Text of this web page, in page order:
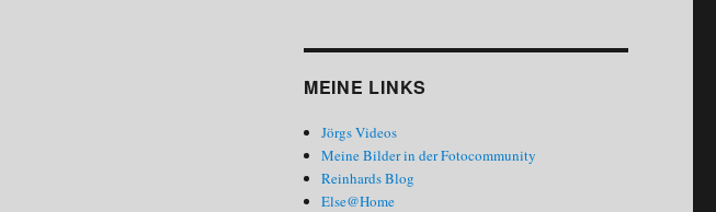
MEINE LINKS
Jörgs Videos
Meine Bilder in der Fotocommunity
Reinhards Blog
Else@Home